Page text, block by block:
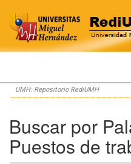
Skip
navigation
UMH: Repositorio RediUMH
Buscar por
Puestos de